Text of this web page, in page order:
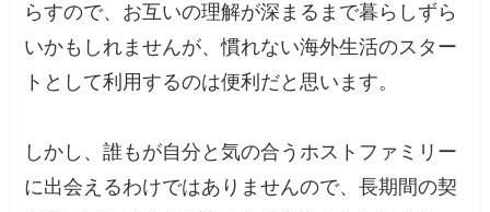
らすので、お互いの理解が深まるまで暮らしずら
いかもしれませんが、慣れない海外生活のスター
トとして利用するのは便利だと思います。
しかし、誰もが自分と気の合うホストファミリー
に出会えるわけではありませんので、長期間の契